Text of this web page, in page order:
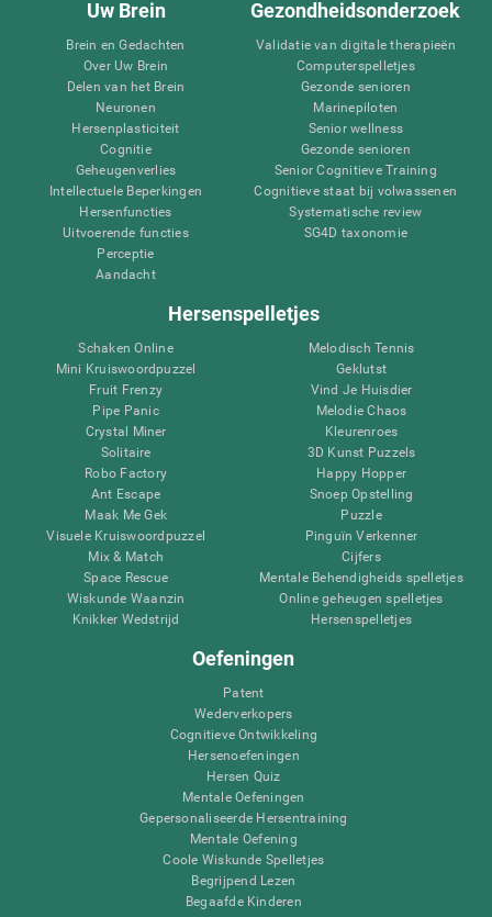
Uw Brein
Brein en Gedachten
Over Uw Brein
Delen van het Brein
Neuronen
Hersenplasticiteit
Cognitie
Geheugenverlies
Intellectuele Beperkingen
Hersenfuncties
Uitvoerende functies
Perceptie
Aandacht
Gezondheidsonderzoek
Validatie van digitale therapieën
Computerspelletjes
Gezonde senioren
Marinepiloten
Senior wellness
Gezonde senioren
Senior Cognitieve Training
Cognitieve staat bij volwassenen
Systematische review
SG4D taxonomie
Hersenspelletjes
Schaken Online
Mini Kruiswoordpuzzel
Fruit Frenzy
Pipe Panic
Crystal Miner
Solitaire
Robo Factory
Ant Escape
Maak Me Gek
Visuele Kruiswoordpuzzel
Mix & Match
Space Rescue
Wiskunde Waanzin
Knikker Wedstrijd
Melodisch Tennis
Geklutst
Vind Je Huisdier
Melodie Chaos
Kleurenroes
3D Kunst Puzzels
Happy Hopper
Snoep Opstelling
Puzzle
Pinguïn Verkenner
Cijfers
Mentale Behendigheids spelletjes
Online geheugen spelletjes
Hersenspelletjes
Oefeningen
Patent
Wederverkopers
Cognitieve Ontwikkeling
Hersenoefeningen
Hersen Quiz
Mentale Oefeningen
Gepersonaliseerde Hersentraining
Mentale Oefening
Coole Wiskunde Spelletjes
Begrijpend Lezen
Begaafde Kinderen